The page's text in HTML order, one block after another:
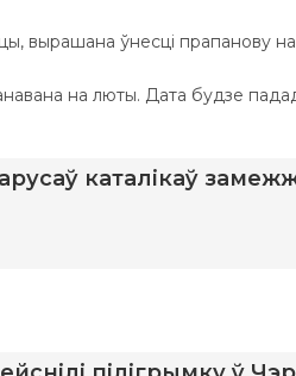
вырашана ўнесці прапанову
на люты. Дата будзе
каталікаў